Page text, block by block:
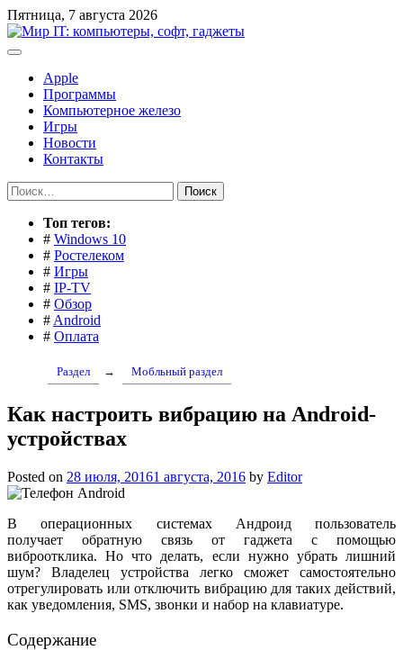
Перейти
к
содержимому
Пятница, 7 августа 2026
Apple
Программы
Компьютерное железо
Игры
Новости
Контакты
Найти:
Toп тегов:
# Windows 10
# Ростелеком
# Игры
# IP-TV
# Обзор
# Android
# Оплата
Раздел → Мобльный раздел
Как настроить вибрацию на Android-
устройствах
Posted on 28 июля, 20161 августа, 2016 by Editor
В операционных системах Андроид пользователь
получает обратную связь от гаджета с помощью
виброотклика. Но что делать, если нужно убрать лишний
шум? Владелец устройства легко сможет самостоятельно
отрегулировать или отключить вибрацию для таких действий,
как уведомления, SMS, звонки и набор на клавиатуре.
Содержание